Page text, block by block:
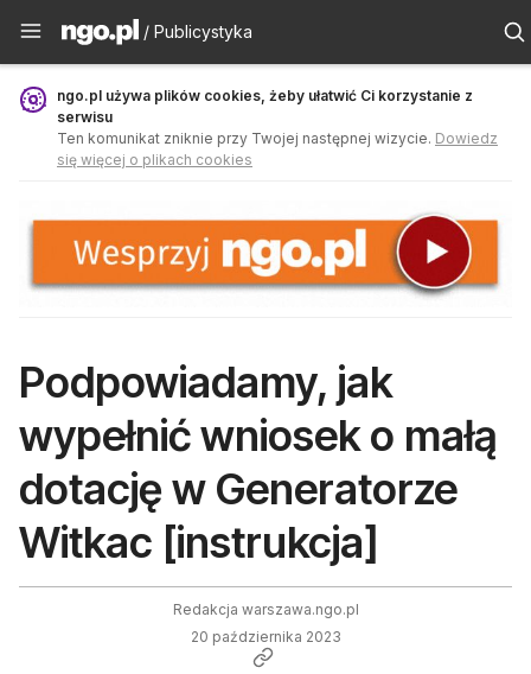
Publicystyka - ngo.pl
/ Publicystyka
ngo.pl używa plików cookies, żeby ułatwić Ci korzystanie z
serwisu
Ten komunikat zniknie przy Twojej następnej wizycie. Dowiedz
się więcej o plikach cookies
Podpowiadamy, jak
wypełnić wniosek o małą
dotację w Generatorze
Witkac [instrukcja]
Redakcja warszawa.ngo.pl
20 października 2023